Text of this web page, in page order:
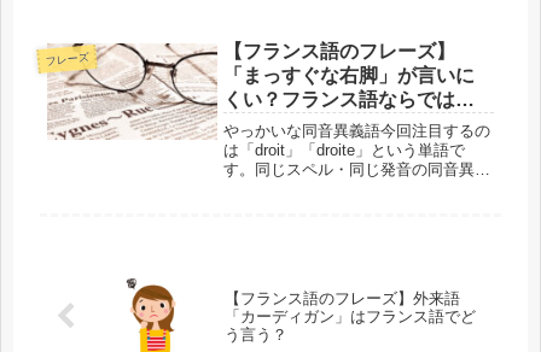
命令形を使った愛情表現です。「Ne
...
フレーズ
【フランス語のフレーズ】
「まっすぐな右脚」が言いに
くい？フランス語ならではの
理由！
やっかいな同音異義語今回注目するの
は「droit」「droite」という単語で
す。同じスペル・同じ発音の同音異義
【フランス語のフレーズ】外来語
「カーディガン」はフランス語でど
う言う？